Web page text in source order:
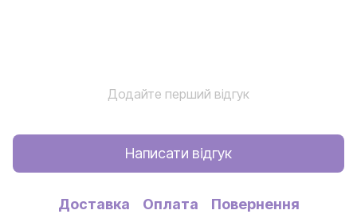
Додайте перший відгук
Написати відгук
Доставка Оплата Повернення